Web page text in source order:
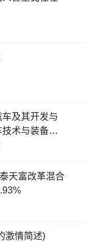
及其开发与
术与装备发
天富改革混合
激情简述)